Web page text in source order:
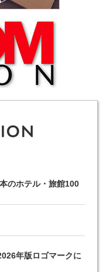
のホテル・旅館100
年版ロゴマークに